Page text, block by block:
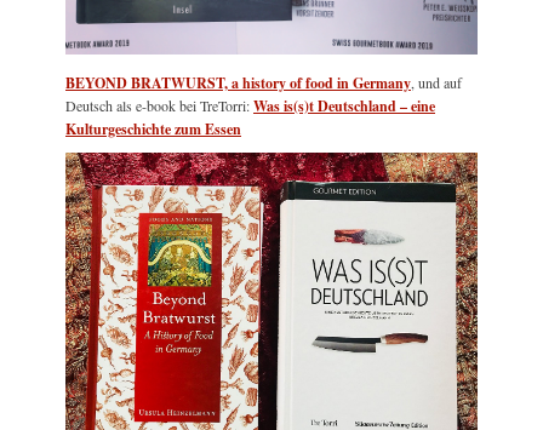
BEYOND BRATWURST, a history of food in Germany , und auf
Deutsch als e-book bei TreTorri:Was is(s)t Deutschland – eine
Kulturgeschichte zum Essen